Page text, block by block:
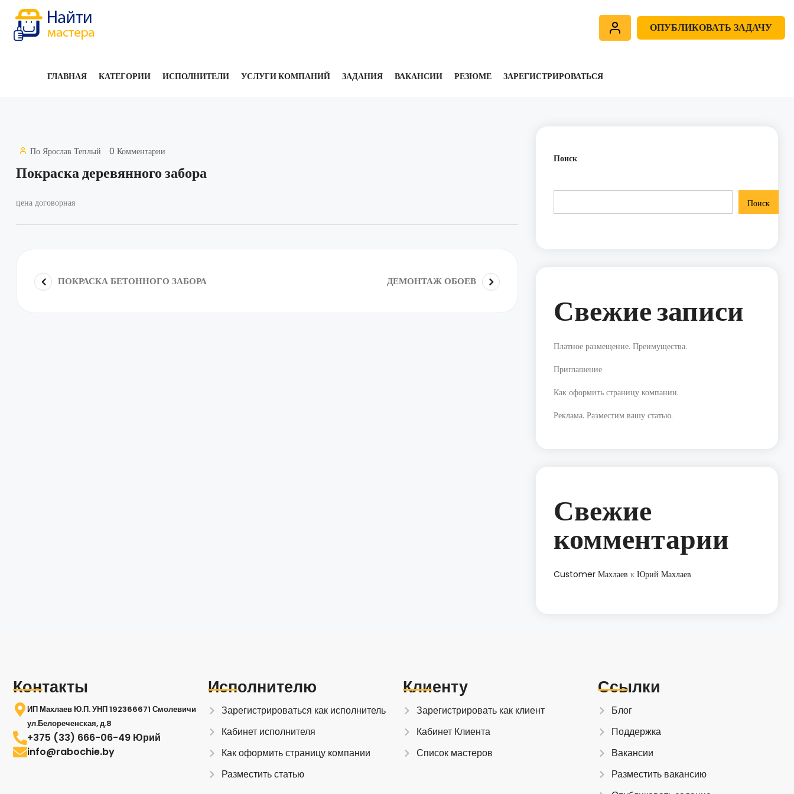
ОПУБЛИКОВАТЬ ЗАДАЧУ
ГЛАВНАЯ КАТЕГОРИИ ИСПОЛНИТЕЛИ УСЛУГИ КОМПАНИЙ ЗАДАНИЯ ВАКАНСИИ РЕЗЮМЕ ЗАРЕГИСТРИРОВАТЬСЯ
По Ярослав Теплый 0 Комментарии
Покраска деревянного забора
цена договорная
ПОКРАСКА БЕТОННОГО ЗАБОРА ДЕМОНТАЖ ОБОЕВ
Поиск
Поиск
Свежие записи
Платное размещение. Преимущества.
Приглашение
Как оформить страницу компании.
Реклама. Разместим вашу статью.
Свежие
комментарии
Customer Махлаев к Юрий Махлаев
Контакты
ИП Махлаев Ю.П. УНП 192366671 Смолевичи
ул.Белореченская, д.8
+375 (33) 666-06-49 Юрий
info@rabochie.by
Исполнителю
Зарегистрироваться как исполнитель
Кабинет исполнителя
Как оформить страницу компании
Разместить статью
Клиенту
Зарегистрировать как клиент
Кабинет Клиента
Список мастеров
Ссылки
Блог
Поддержка
Вакансии
Разместить вакансию